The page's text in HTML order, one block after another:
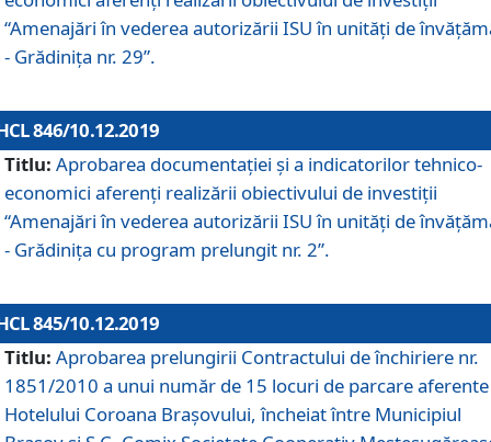
“Amenajări în vederea autorizării ISU în unități de
- Grădinița nr. 29”.
846/10.12.2019
Titlu: Aprobarea documentației și a indicatorilor tehnico-
economici aferenți realizării obiectivului de investiții
“Amenajări în vederea autorizării ISU în unități de
- Grădinița cu program prelungit nr. 2”.
845/10.12.2019
Titlu: Aprobarea prelungirii Contractului de închiriere nr.
1851/2010 a unui număr de 15 locuri de parcare aferente
Hotelului Coroana Brașovului, încheiat între Municipiul